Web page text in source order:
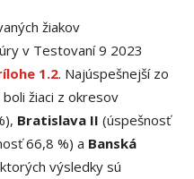
žiakov
v Testovaní 9 2023
1.2. Najúspešnejší zo
žiaci z okresov
Bratislava II (úspešnosť
66,8 %) a Banská
výsledky sú